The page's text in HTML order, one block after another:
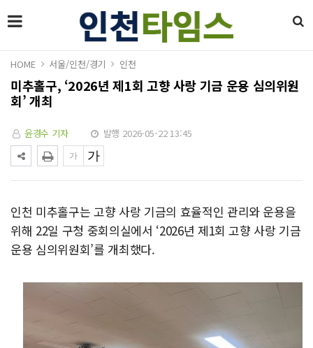
HOME 서울/인천/경기 인천
미추홀구, ‘2026년 제1회 고향 사랑 기금 운용 심의위원
회’ 개최
윤경수 기자 발행 2026-05-22 13:45
인천 미추홀구는 고향 사랑 기금의 효율적인 관리와 운용을
위해 22일 구청 중회의실에서 ‘2026년 제1회 고향 사랑 기금
운용 심의위원회’를 개최했다.